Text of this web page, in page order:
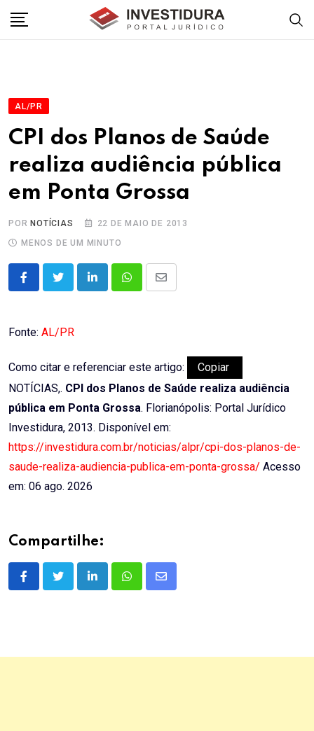
AL/PR
CPI dos Planos de Saúde
realiza audiência pública
em Ponta Grossa
POR NOTÍCIAS
22 DE MAIO DE 2013
MENOS DE UM MINUTO
LinkedInWhatsappShare
Fonte: AL/PR
Como citar e referenciar este artigo:
Copiar
NOTÍCIAS,. CPI dos Planos de Saúde realiza audiência
pública em Ponta Grossa. Florianópolis: Portal Jurídico
Investidura, 2013. Disponível em:
https://investidura.com.br/noticias/alpr/cpi-dos-planos-de-
saude-realiza-audiencia-publica-em-ponta-grossa/ Acesso
em: 06 ago. 2026
Compartilhe:
LinkedInWhatsappShare